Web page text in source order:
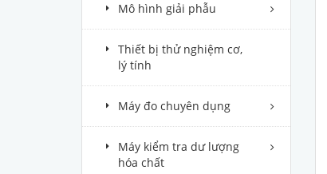
Mô hình giải phẫu
Thiết bị thử nghiệm cơ,
lý tính
Máy đo chuyên dụng
Máy kiểm tra dư lượng
hóa chất